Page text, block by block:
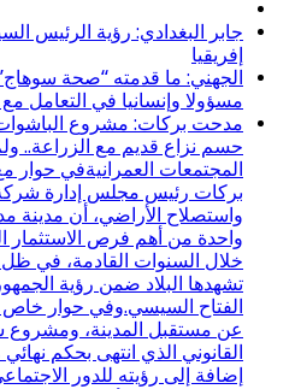
جابر البغدادي: رؤية الرئيس
إفريقيا
الجهني: ما قدمته “صحة
مسؤولا وإنسانيا في التعامل
مدحت بركات: مشروع
حسم نزاع قديم مع الزراعة..
المجتمعات العمرانيةفي
بركات رئيس مجلس إدارة شركة
واستصلاح الأراضي، أن مدينة
واحدة من أهم فرص الاستثمار
خلال السنوات القادمة، في ظل
تشهدها البلاد ضمن رؤية
الفتاح السيسي.وفي حوار
عن مستقبل المدينة، ومشروع
القانوني الذي انتهى بحكم نهائي
إضافة إلى رؤيته للدور